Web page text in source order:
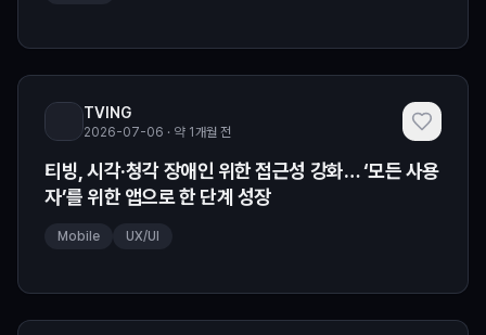
TVING
2026-07-06 · 약 1개월 전
티빙, 시각·청각 장애인 위한 접근성 강화… ‘모든 사용
자’를 위한 앱으로 한 단계 성장
Mobile UX/UI